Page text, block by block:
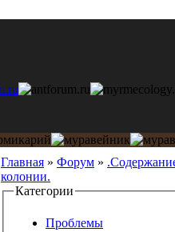
Главная » Форум »
колонии.
Категории
Проблемы